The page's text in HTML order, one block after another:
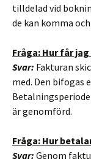
tilldelad vid
de kan komma
Fråga: Hur får
Svar: Fakturan
med. Den bifogas
är genomförd.
Fråga: Hur
Svar: Genom